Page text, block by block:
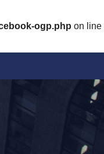
ogp.php on line